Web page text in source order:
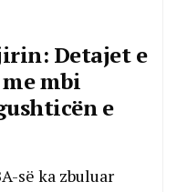
Detajet e
mbi
e
së ka zbuluar